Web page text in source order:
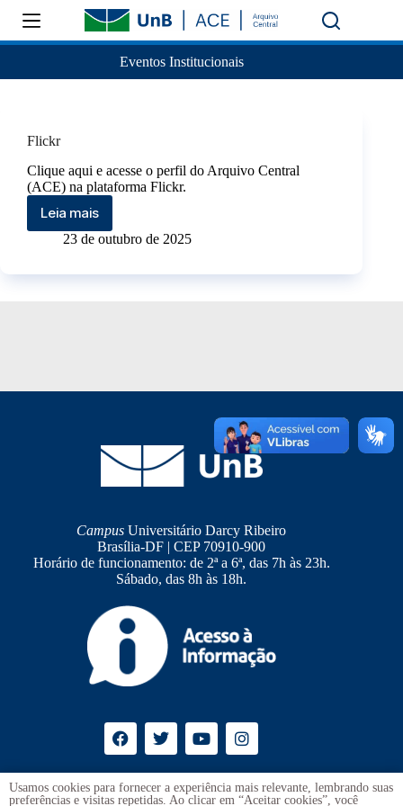
Eventos Institucionais
Flickr
Clique aqui e acesse o perfil do Arquivo Central
(ACE) na plataforma Flickr.
Leia mais
23 de outubro de 2025
Campus Universitário Darcy Ribeiro
Brasília-DF | CEP 70910-900
Horário de funcionamento: de 2ª a 6ª, das 7h às 23h.
Sábado, das 8h às 18h.
UnB
Usamos cookies para fornecer a experiência mais relevante, lembrando suas
preferências e visitas repetidas. Ao clicar em “Aceitar cookies”, você